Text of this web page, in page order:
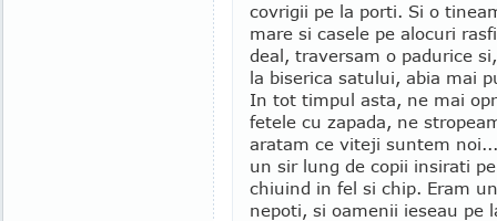
covrigii pe la porti. Si o
mare si casele pe alocuri
deal, traversam o padurice
la biserica satului, abia mai
In tot timpul asta, ne mai
fetele cu zapada, ne
aratam ce viteji suntem
un sir lung de copii insirati
chiuind in fel si chip. Eram
nepoti, si oamenii ieseau pe